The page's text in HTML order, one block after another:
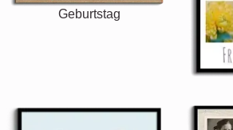
Geburtstag